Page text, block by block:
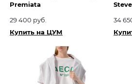
Premiata
29 400 руб.
Купить на ЦУМ
34